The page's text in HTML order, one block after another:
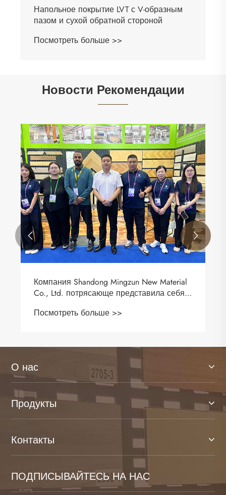
Напольное покрытие LVT с V-образным
пазом и сухой обратной стороной
Посмотреть больше >>
Новости Рекомендации
Компания Shandong Mingzun New Material
Co., Ltd. потрясающе представила себя
покрытий
Посмотреть больше >>
 
О нас
Продукты
Контакты
ПОДПИСЫВАЙТЕСЬ НА НАС